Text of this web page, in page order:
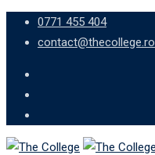
Skip
0771 455 404
contact@thecollege.ro